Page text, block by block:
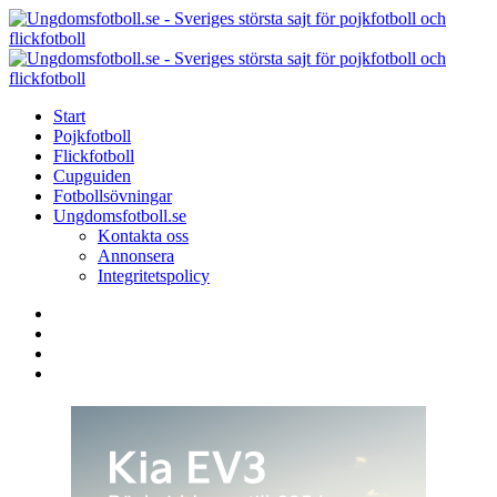
Menu
Search
Menu
Start
Pojkfotboll
Flickfotboll
Cupguiden
Fotbollsövningar
Ungdomsfotboll.se
Kontakta oss
Annonsera
Integritetspolicy